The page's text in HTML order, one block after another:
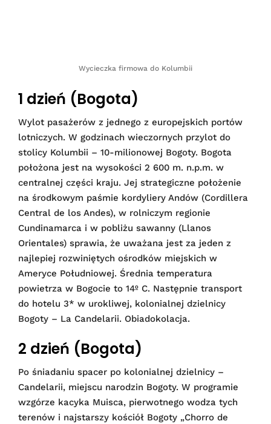
Wycieczka firmowa do Kolumbii
1 dzień (Bogota)
Wylot pasażerów z jednego z europejskich portów
lotniczych. W godzinach wieczornych przylot do
stolicy Kolumbii – 10-milionowej Bogoty. Bogota
położona jest na wysokości 2 600 m. n.p.m. w
centralnej części kraju. Jej strategiczne położenie
na środkowym paśmie kordyliery Andów (Cordillera
Central de los Andes), w rolniczym regionie
Cundinamarca i w pobliżu sawanny (Llanos
Orientales) sprawia, że uważana jest za jeden z
najlepiej rozwiniętych ośrodków miejskich w
Ameryce Południowej. Średnia temperatura
powietrza w Bogocie to 14º C. Następnie transport
do hotelu 3* w urokliwej, kolonialnej dzielnicy
Bogoty – La Candelarii. Obiadokolacja.
2 dzień (Bogota)
Po śniadaniu spacer po kolonialnej dzielnicy –
Candelarii, miejscu narodzin Bogoty. W programie
wzgórze kacyka Muisca, pierwotnego wodza tych
terenów i najstarszy kościół Bogoty „Chorro de